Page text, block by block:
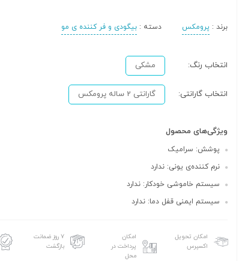
برند : پرومکس دسته : بیگودی و فر کننده ی مو
انتخاب رنگ: مشکی
انتخاب گارانتی: گارانتی 2 ساله پرومکس
ویژگی‌های محصول
پوشش: سرامیک
نرم کننده‌ی یونی: ندارد
سیستم خاموشی خودکار: ندارد
سیستم ایمنی قفل دما: ندارد
امکان تحویل
اکسپرس
امکان
پرداخت در
محل
۷ روز ضمانت
بازگشت